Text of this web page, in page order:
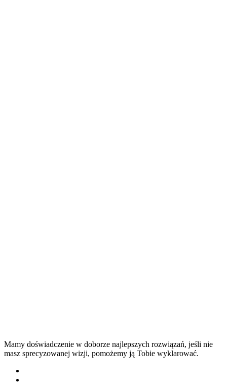
Mamy doświadczenie w doborze najlepszych rozwiązań, jeśli nie
masz sprecyzowanej wizji, pomożemy ją Tobie wyklarować.